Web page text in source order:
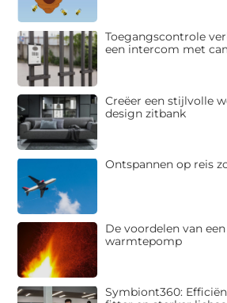
Toegangscontrole
een intercom met
Creëer een stijlvolle
design zitbank
Ontspannen op reis
De voordelen van
warmtepomp
Symbiont360: